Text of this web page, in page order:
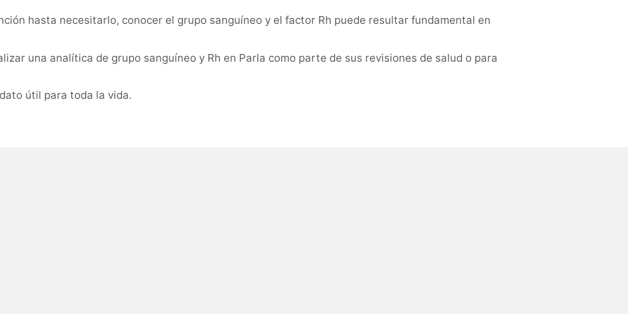
hasta necesitarlo, conocer el grupo sanguíneo y el factor Rh puede resultar fundamental en
una analítica de grupo sanguíneo y Rh en Parla como parte de sus revisiones de salud o para
útil para toda la vida.